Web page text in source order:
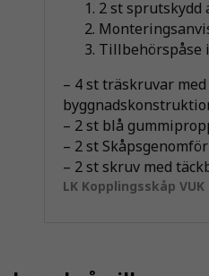
2 st sprutskydd
Tillbehörspåse
– 4 st träskruvar
– 2 st blå
– 2 st
– 2 st skruv med
LK Kopplingsskåp VUK